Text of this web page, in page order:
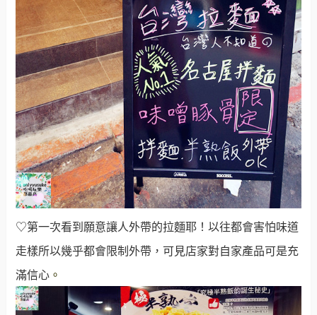
♡第一次看到願意讓人外帶的拉麵耶！以往都會害怕味道
走樣所以幾乎都會限制外帶，可見店家對自家產品可是充
滿信心 。